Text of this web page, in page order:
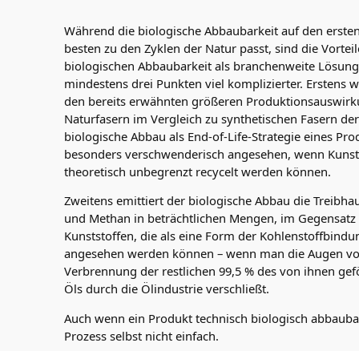
Während die biologische Abbaubarkeit auf den
besten zu den Zyklen der Natur passt, sind die
biologischen Abbaubarkeit als branchenweite
mindestens drei Punkten viel komplizierter. Erstens
den bereits erwähnten größeren
Naturfasern im Vergleich zu synthetischen Fasern der
biologische Abbau als End-of-Life-Strategie eines
besonders verschwenderisch angesehen, wenn
theoretisch unbegrenzt recycelt werden können.
Zweitens emittiert der biologische Abbau die
und Methan in beträchtlichen Mengen, im
Kunststoffen, die als eine Form der
angesehen werden können – wenn man die Augen
Verbrennung der restlichen 99,5 % des von ihnen
Öls durch die Ölindustrie verschließt.
Auch wenn ein Produkt technisch biologisch
Prozess selbst nicht einfach.